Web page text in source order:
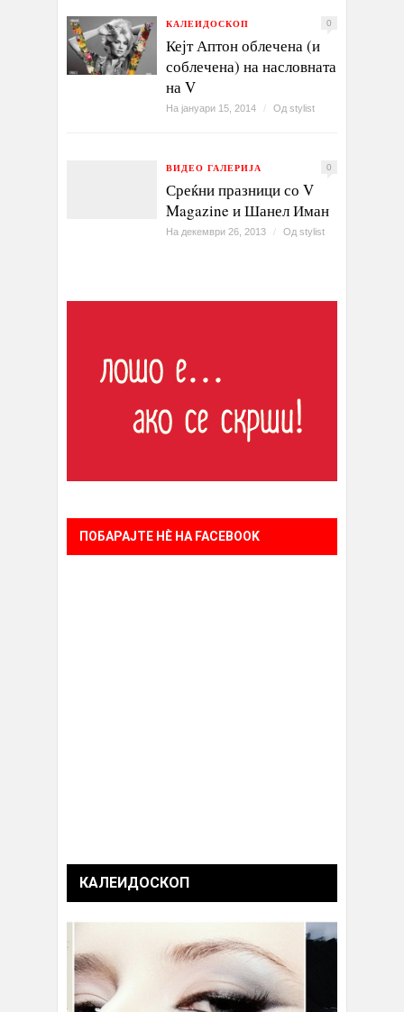
КАЛЕИДОСКОП 0
Кејт Аптон облечена (и
соблечена) на насловната
на V
На јануари 15, 2014 / Од stylist
ВИДЕО ГАЛЕРИЈА 0
Среќни празници со V
Magazine и Шанел Иман
На декември 26, 2013 / Од stylist
ПОБАРАЈТЕ НÈ НА FACEBOOK
КАЛЕИДОСКОП